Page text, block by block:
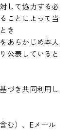
して協力する必
ことによって当
き
あらかじめ本人
公表していると
づき共同利用し
む）、Eメール